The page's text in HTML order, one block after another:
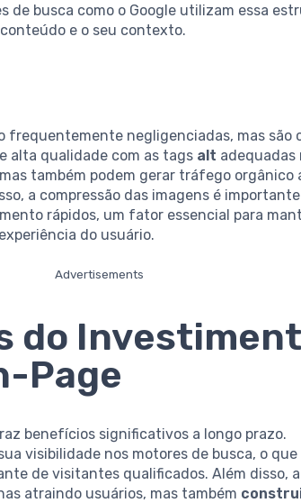
de busca como o Google utilizam essa
e o seu contexto.
frequentemente negligenciadas, mas são
alta qualidade com as tags alt adequadas
também podem gerar tráfego orgânico
a compressão das imagens é
rápidos, um fator essencial para
do usuário.
Advertisements
do
Page
benefícios significativos a longo prazo.
visibilidade nos motores de busca, o que
de visitantes qualificados. Além disso,
atraindo usuários, mas também